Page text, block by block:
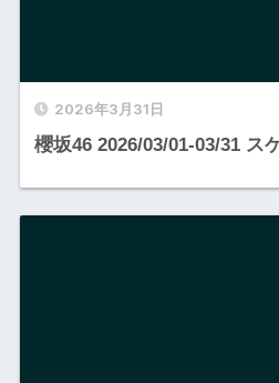
2026年3月31日
櫻坂46 2026/03/01-03/31 ス